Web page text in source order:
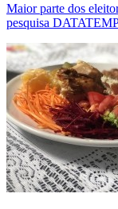
Maior parte dos
pesquisa